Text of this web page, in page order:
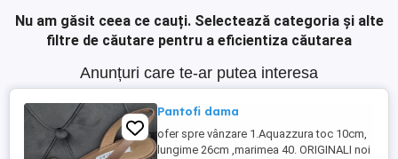
Nu am găsit ceea ce cauți. Selectează categoria și alte
filtre de căutare pentru a eficientiza căutarea
Anunțuri care te-ar putea interesa
Pantofi dama
ofer spre vânzare 1.Aquazzura toc 10cm,
lungime 26cm ,marimea 40. ORIGINALI noi